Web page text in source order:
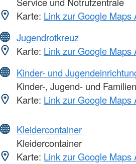
Karte: Link zur Google Maps
Jugendrotkreuz
Karte: Link zur Google Maps
Kinder- und
Kinder-, Jugend- und
Karte: Link zur Google Maps
Kleidercontainer
Kleidercontainer
Karte: Link zur Google Maps